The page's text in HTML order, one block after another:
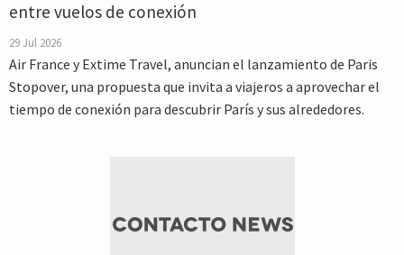
entre vuelos de conexión
29 Jul 2026
Air France y Extime Travel, anuncian el lanzamiento de Paris
Stopover, una propuesta que invita a viajeros a aprovechar el
tiempo de conexión para descubrir París y sus alrededores.